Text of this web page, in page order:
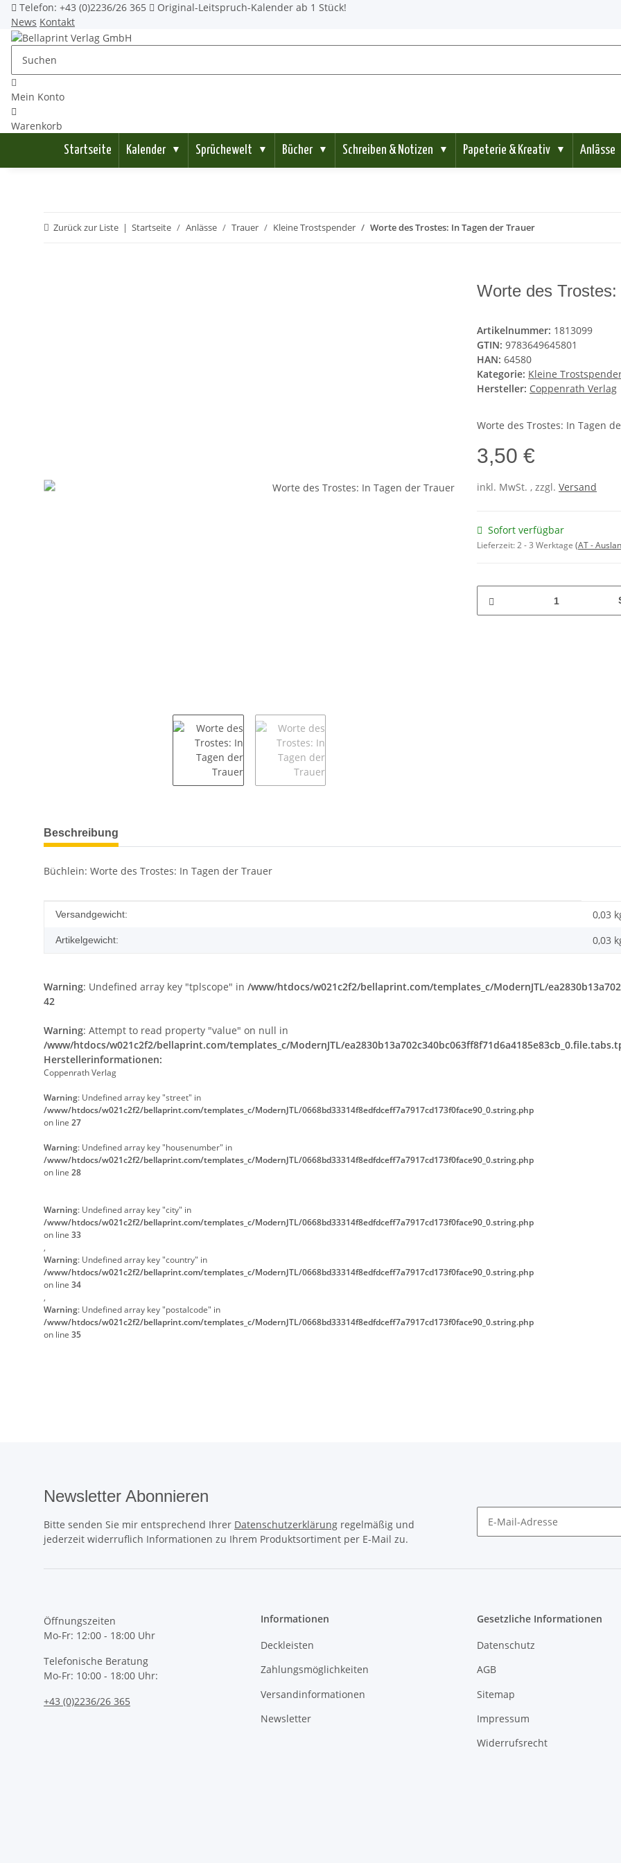
Telefon: +43 (0)2236/26 365
Original-Leitspruch-Kalender ab 1 Stück!
News Kontakt
Mein Konto
Warenkorb
Startseite
Kalender ▼ Sprüchewelt ▼ Bücher ▼ Schreiben & Notizen ▼ Papeterie & Kreativ ▼ Anlässe
Zurück zur Liste Startseite Anlässe Trauer Kleine Trostspender Worte des Trostes: In Tagen der Trauer
Worte des
Artikelnummer: 1813099
GTIN: 9783649645801
HAN: 64580
Kategorie: Kleine
Hersteller: Coppenrath Verlag
Worte des Trostes: In Tagen
3,50 €
inkl. MwSt. , zzgl. Versand
Sofort verfügbar
Lieferzeit:2 - 3 Werktage (AT -
weitere Registerkarten anzeigen
Beschreibung
Büchlein: Worte des Trostes: In Tagen der Trauer
Produkteigenschaft
Wert
Versandgewicht: 0,03
Artikelgewicht: 0,03
Warning: Undefined array key "tplscope" in /www/htdocs/w021c2f2/bellaprint.com/templates_c/ModernJTL/
42
Warning: Attempt to read property "value" on null in
/www/htdocs/w021c2f2/bellaprint.com/templates_c/ModernJTL/
Herstellerinformationen:
Coppenrath Verlag
Warning: Undefined array key "street" in
/www/htdocs/w021c2f2/bellaprint.com/templates_c/ModernJTL/0668bd33314f8edfdceff7a7917cd173f0face90_0.string.php
on line 27
Warning: Undefined array key "housenumber" in
/www/htdocs/w021c2f2/bellaprint.com/templates_c/ModernJTL/0668bd33314f8edfdceff7a7917cd173f0face90_0.string.php
on line 28
Warning: Undefined array key "city" in
/www/htdocs/w021c2f2/bellaprint.com/templates_c/ModernJTL/0668bd33314f8edfdceff7a7917cd173f0face90_0.string.php
on line 33
,
Warning: Undefined array key "country" in
/www/htdocs/w021c2f2/bellaprint.com/templates_c/ModernJTL/0668bd33314f8edfdceff7a7917cd173f0face90_0.string.php
on line 34
,
Warning: Undefined array key "postalcode" in
/www/htdocs/w021c2f2/bellaprint.com/templates_c/ModernJTL/0668bd33314f8edfdceff7a7917cd173f0face90_0.string.php
on line 35
Newsletter Abonnieren
Bitte senden Sie mir entsprechend Ihrer Datenschutzerklärung regelmäßig und
jederzeit widerruflich Informationen zu Ihrem Produktsortiment per E-Mail zu.
Öffnungszeiten
Mo-Fr: 12:00 - 18:00 Uhr
Telefonische Beratung
Mo-Fr: 10:00 - 18:00 Uhr:
+43 (0)2236/26 365
Informationen
Deckleisten
Zahlungsmöglichkeiten
Versandinformationen
Newsletter
Gesetzliche Informationen
Datenschutz
AGB
Sitemap
Impressum
Widerrufsrecht